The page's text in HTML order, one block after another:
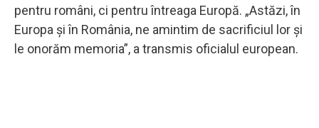
pentru români, ci pentru întreaga Europă. „Astăzi, în
Europa și în România, ne amintim de sacrificiul lor și
le onorăm memoria”, a transmis oficialul european.